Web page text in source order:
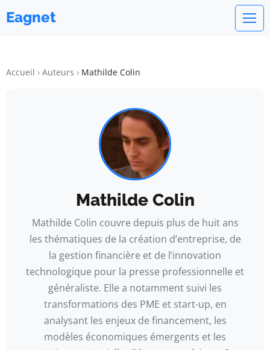
Eagnet
Accueil Auteurs Mathilde Colin
Mathilde Colin
Mathilde Colin couvre depuis plus de huit ans
les thématiques de la création d’entreprise, de
la gestion financière et de l’innovation
technologique pour la presse professionnelle et
généraliste. Elle a notamment suivi les
transformations des PME et start-up, en
analysant les enjeux de financement, les
modèles économiques émergents et les